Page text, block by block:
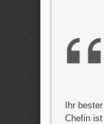
Ihr
Chefin